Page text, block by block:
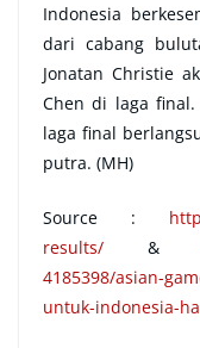
Indonesia
dari cabang
Jonatan Christie
Chen di laga final.
laga final
putra. (MH)
Source :
results/ &
4185398/asian-
untuk-indonesia-